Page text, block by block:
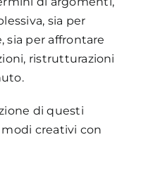
sia per
sia per affrontare
ristrutturazioni
di questi
creativi con